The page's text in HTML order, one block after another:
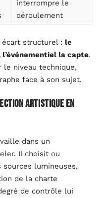
interrompre le
déroulement
structurel : le
la capte.
le niveau technique,
face à son sujet.
artistique en
dans un
Il choisit ou
sources lumineuses,
de la charte
de contrôle lui